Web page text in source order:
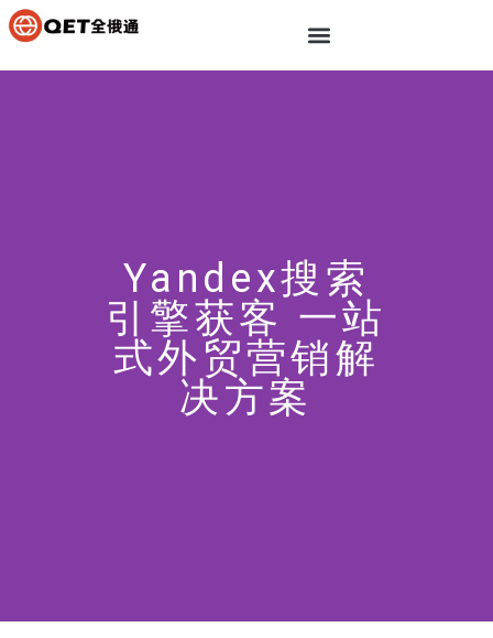
Yandex搜索
引擎获客 一站
式外贸营销解
决方案